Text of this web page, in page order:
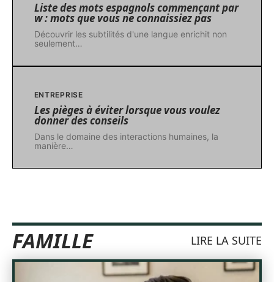
Liste des mots espagnols commençant par
w : mots que vous ne connaissiez pas
Découvrir les subtilités d'une langue enrichit non
seulement…
ENTREPRISE
Les pièges à éviter lorsque vous voulez
donner des conseils
Dans le domaine des interactions humaines, la
manière…
FAMILLE LIRE LA SUITE